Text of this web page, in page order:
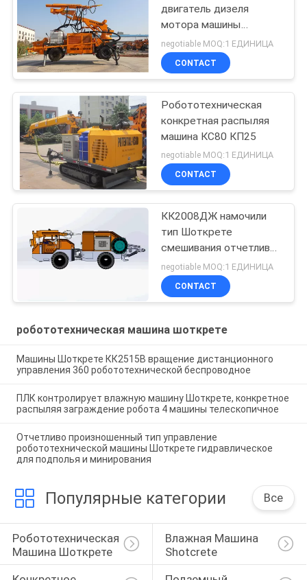
двигатель дизеля
мотора машины
Шоткрете
negotiable MOQ:1 ЕДИНИЦА
CONTACT
Робототехническая
конкретная распыляя
машина КС80 КП25
negotiable MOQ:1 ЕДИНИЦА
CONTACT
КК2008ДЖ намочили
тип Шоткрете
смешивания отчетливо
произношенный
машиной
negotiable MOQ:1 ЕДИНИЦА
CONTACT
робототехническая машина шоткрете
Машины Шоткрете КК2515В вращение дистанционного
управления 360 робототехнической беспроводное
ПЛК контролирует влажную машину Шоткрете, конкретное
распыляя заграждение робота 4 машины телескопичное
Отчетливо произношенный тип управление
робототехнической машины Шоткрете гидравлическое
для подполья и минирования
Популярные категории Все
Робототехническая
Машина Шоткрете
Влажная Машина
Shotcrete